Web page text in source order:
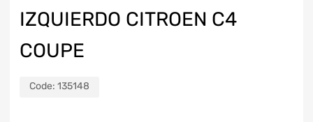
IZQUIERDO CITROEN C4
COUPE
Code: 135148